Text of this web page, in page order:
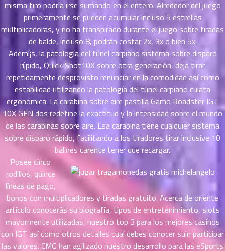
misma tiro podría irse sumando en el entero. Alrededor del juego
primeramente se pueden acumular incluso 5 estrellas
multiplicadoras, y no ha transpirado durante el juego sobre tiradas
de balde, incluso 8, podrán costar 2x, 3x o bien 5x.
Ademí¡s, la patologí­a del túnel carpiano sistema sobre disparo
rí¡pido, Quick-Shot10X sobre otra generación, deja tirar
repetidamente desprovisto renunciar en la comodidad así­ como
estabilidad utilizando la patologí­a del túnel carpiano culata
ergonómica. La carabina sobre aire pastilla Gamo Roadster IGT
10X GEN dos redefine la exactitud y la intensidad sobre el mundo
de las carabinas sobre aire. Esa carabina tiene cualquier sistema
sobre disparo rápido, facilitando a los tiradores tirar inclusive 10
balines carente tener que recargar.
Posee cinco
rodillos, quince
líneas de pago,
bonos con multiplicadores y tiradas gratuito. Acerca de oriente
artículo conocerás su biografía, tipos de entretenimiento, slots
mayormente utilizadas, nuestro top 3 para los mejores casinos
con IGT así­ como otros detalles cual debes conocer suin participar
las valores. CMG han agilizado nuestro desarrollo para las eSports
41
ที่
42
ตอน
ที่
43
ตอน
ที่
44
ที่
ธ์
45
ตอน
ที่
ธ์
46
ตอน